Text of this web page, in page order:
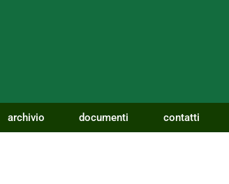
archivio documenti contatti